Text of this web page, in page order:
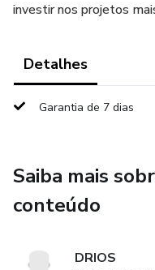
investir nos projetos
Detalhes
Garantia de 7 dias
Saiba mais
conteúdo
DRIOS